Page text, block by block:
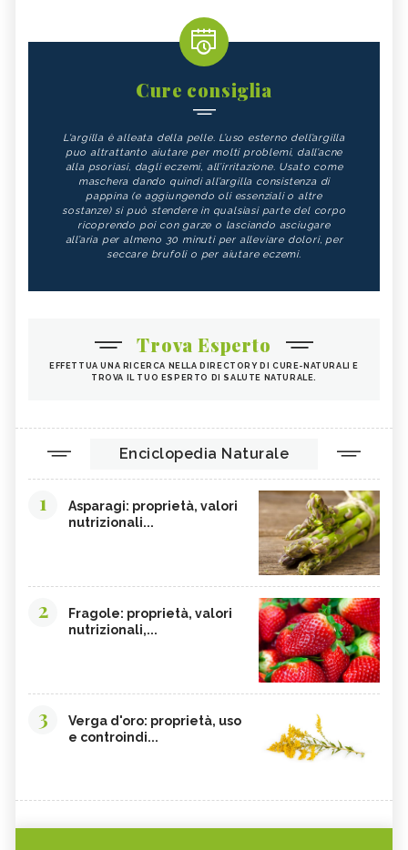
Cure consiglia
L'argilla è alleata della pelle. L’uso esterno dell’argilla
puo altrattanto aiutare per molti problemi, dall’acne
alla psoriasi, dagli eczemi, all’irritazione. Usato come
maschera dando quindi all’argilla consistenza di
pappina (e aggiungendo oli essenziali o altre
sostanze) si può stendere in qualsiasi parte del corpo
ricoprendo poi con garze o lasciando asciugare
all’aria per almeno 30 minuti per alleviare dolori, per
seccare brufoli o per aiutare eczemi.
Trova Esperto
EFFETTUA UNA RICERCA NELLA DIRECTORY DI CURE-NATURALI E
TROVA IL TUO ESPERTO DI SALUTE NATURALE.
Enciclopedia Naturale
1
Asparagi: proprietà, valori
nutrizionali...
2
Fragole: proprietà, valori
nutrizionali,...
3
Verga d'oro: proprietà, uso
e controindi...